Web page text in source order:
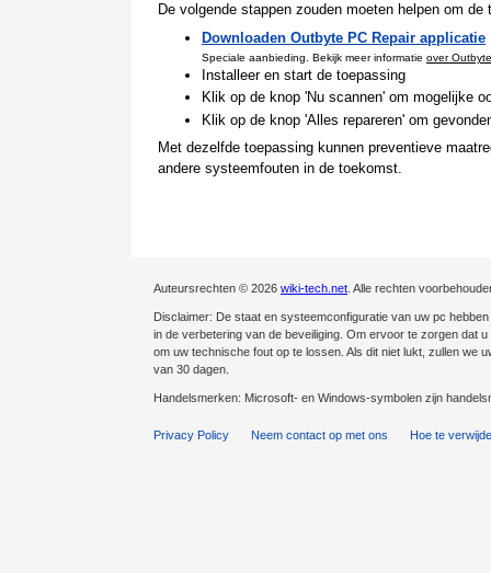
De volgende stappen zouden moeten helpen om
Downloaden Outbyte PC Repair applicatie
Speciale aanbieding. Bekijk meer informatie over Outbyte
Installeer en start de toepassing
Klik op de knop 'Nu scannen' om mogelijke
Klik op de knop 'Alles repareren' om
Met dezelfde toepassing kunnen preventieve
andere systeemfouten in de toekomst.
Auteursrechten © 2026 wiki-tech.net . Alle rechten
Disclaimer: De staat en systeemconfiguratie van uw pc
in de verbetering van de beveiliging. Om ervoor te zorgen dat
om uw technische fout op te lossen. Als dit niet lukt, zullen we
van 30 dagen.
Handelsmerken: Microsoft- en Windows-symbolen zijn
Privacy Policy Neem contact op met ons Hoe te